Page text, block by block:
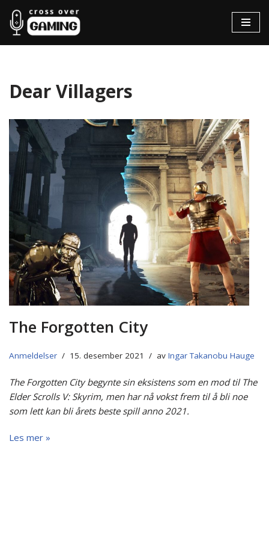
Hopp
til
Dear Villagers
The Forgotten City
Anmeldelser 15. desember 2021 av Ingar Takanobu Hauge
The Forgotten City begynte sin eksistens som en mod til The
Elder Scrolls V: Skyrim, men har nå vokst frem til å bli noe
som lett kan bli årets beste spill anno 2021.
Les mer »